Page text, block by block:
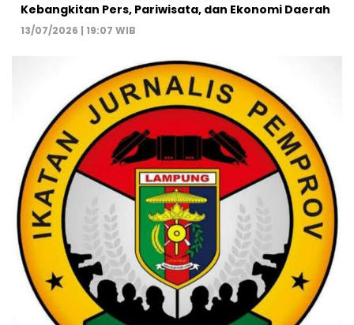
Kebangkitan Pers, Pariwisata, dan Ekonomi Daerah
13/07/2026 | 19:07 WIB